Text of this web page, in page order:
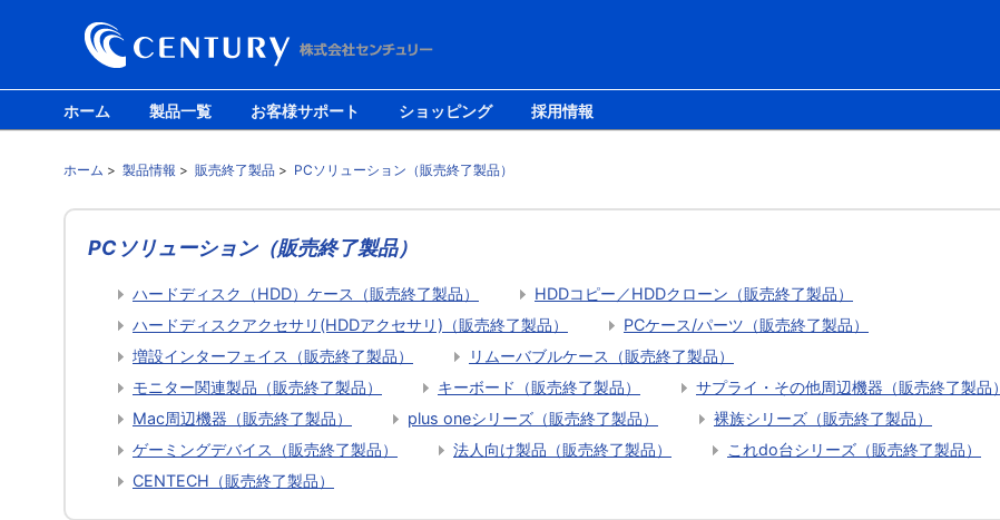
ホーム 製品一覧 お客様サポート ショッピング 採用情報
ホーム > 製品情報 > 販売終了製品 > PCソリューション（販売終了製品）
PCソリューション（販売終了製品）
ハードディスク（HDD）ケース（販売終了製品）
HDDコピー／HDDクローン（販売終了製品）
ハードディスクアクセサリ(HDDアクセサリ)（販売終了製品）
PCケース/パーツ（販売終了製品）
増設インターフェイス（販売終了製品）
リムーバブルケース（販売終了製品）
モニター関連製品（販売終了製品）
キーボード（販売終了製品）
サプライ・その他周辺機器（販売終了製品）
Mac周辺機器（販売終了製品）
plus oneシリーズ（販売終了製品）
裸族シリーズ（販売終了製品）
ゲーミングデバイス（販売終了製品）
法人向け製品（販売終了製品）
これdo台シリーズ（販売終了製品）
CENTECH（販売終了製品）